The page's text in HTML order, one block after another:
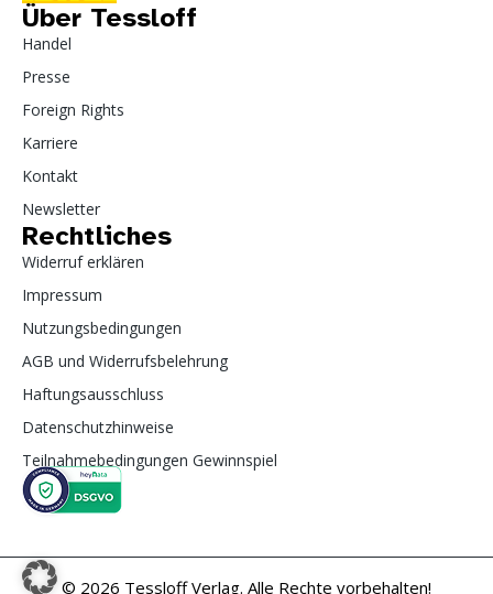
Über Tessloff
Handel
Presse
Foreign Rights
Karriere
Kontakt
Newsletter
Rechtliches
Widerruf erklären
Impressum
Nutzungsbedingungen
AGB und Widerrufsbelehrung
Haftungsausschluss
Datenschutzhinweise
Teilnahmebedingungen Gewinnspiel
© 2026 Tessloff Verlag. Alle Rechte vorbehalten!